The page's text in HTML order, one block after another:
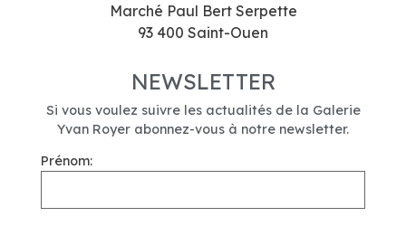
Marché Paul Bert Serpette
93 400 Saint-Ouen
NEWSLETTER
Si vous voulez suivre les actualités de la Galerie
Yvan Royer abonnez-vous à notre newsletter.
Prénom: